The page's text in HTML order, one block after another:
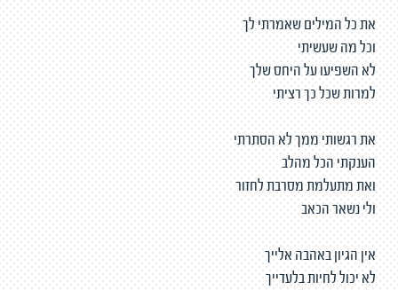
את כל המילים שאמרתי לך
וכל מה שעשיתי
לא השפיעו על היחס שלך
למרות שכל כך רציתי
את רגשותי ממך לא הסתרתי
הענקתי הכל מהלב
ואת מתעלמת מסרבת לחזור
ולי נשאר הכאב
אין הגיון באהבה אלייך
לא יכול לחיות בלעדייך